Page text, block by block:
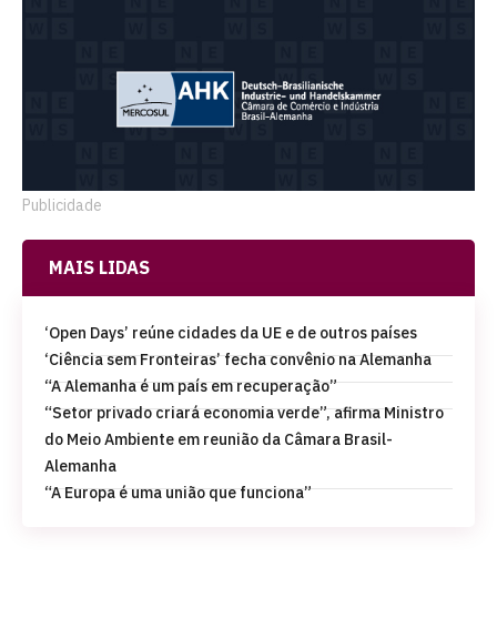
Publicidade
MAIS LIDAS
‘Open Days’ reúne cidades da UE e de outros países
‘Ciência sem Fronteiras’ fecha convênio na Alemanha
“A Alemanha é um país em recuperação”
“Setor privado criará economia verde”, afirma Ministro
do Meio Ambiente em reunião da Câmara Brasil-
Alemanha
“A Europa é uma união que funciona”